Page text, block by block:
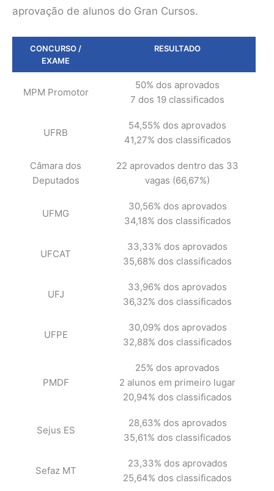
aprovação de alunos do Gran Cursos.
CONCURSO /
EXAME
RESULTADO
MPM Promotor
50% dos aprovados
7 dos 19 classificados
UFRB
54,55% dos aprovados
41,27% dos classificados
Câmara dos
Deputados
22 aprovados dentro das 33
vagas (66,67%)
UFMG
30,56% dos aprovados
34,18% dos classificados
UFCAT
33,33% dos aprovados
35,68% dos classificados
UFJ
33,96% dos aprovados
36,32% dos classificados
UFPE
30,09% dos aprovados
32,88% dos classificados
PMDF
25% dos aprovados
2 alunos em primeiro lugar
20,94% dos classificados
Sejus ES
28,63% dos aprovados
35,61% dos classificados
Sefaz MT
23,33% dos aprovados
25,64% dos classificados